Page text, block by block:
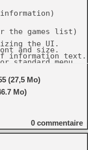
information)
the games list)
the UI.
and size.
information text.
standard menu.
/ UME)
settings, settings
order
also happens in
(27,5 Mo)
Mo)
0 commentaire